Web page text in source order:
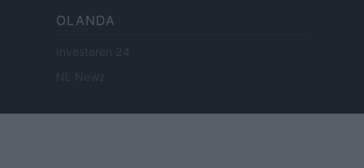
OLANDA
Investeren 24
NL Newz